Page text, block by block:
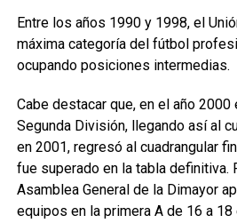
Entre los años 1990 y 1998, el
máxima categoría del fútbol
ocupando posiciones intermedias.
Cabe destacar que, en el año 2000
Segunda División, llegando así al
en 2001, regresó al cuadrangular
fue superado en la tabla definitiva.
Asamblea General de la Dimayor
equipos en la primera A de 16 a